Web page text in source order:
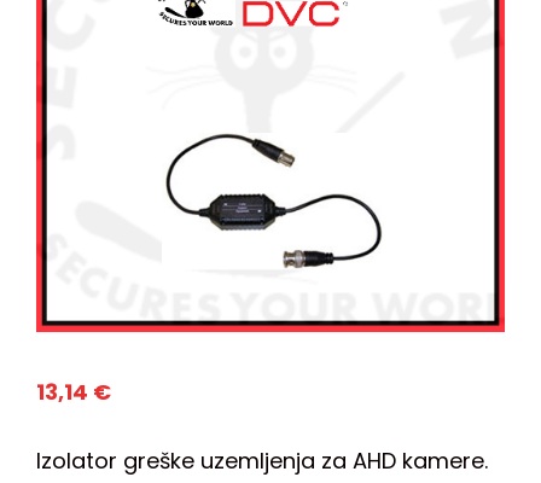
13,14 €
Izolator greške uzemljenja za AHD kamere.